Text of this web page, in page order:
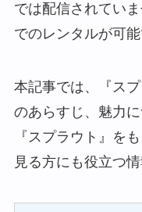
では配信されてい
でのレンタルが可能
本記事では、『ス
のあらすじ、魅力
『スプラウト』を
見る方にも役立つ